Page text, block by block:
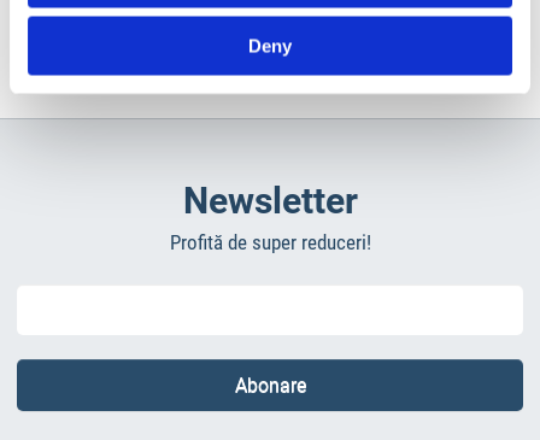
Deny
Newsletter
Profită de super reduceri!